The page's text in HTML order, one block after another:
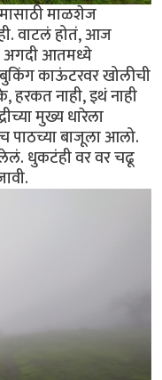
माळशेज
वाटलं होतं, आज
अगदी आतमध्ये
काऊंटरवर खोलीची
नाही, इथं नाही
मुख्य धारेला
पाठच्या बाजूला आलो.
धुकटंही वर वर चढू